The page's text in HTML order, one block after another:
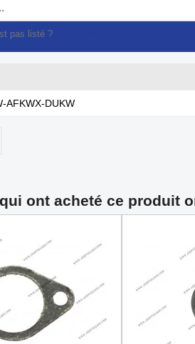
pas listé ?
AFKWX-DUKW
ont acheté ce produit